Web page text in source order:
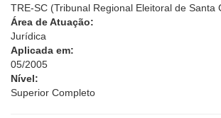
TRE-SC (Tribunal Regional Eleitoral de Santa
Área de Atuação:
Jurídica
Aplicada em:
05/2005
Nível:
Superior Completo